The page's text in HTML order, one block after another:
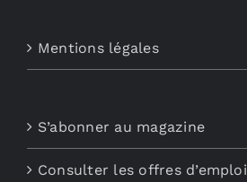
Mentions légales
S’abonner au magazine
Consulter les offres d’emploi